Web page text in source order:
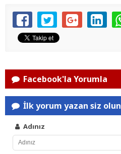
Facebook'la Yorumla
İlk yorum yazan siz olun
Adınız